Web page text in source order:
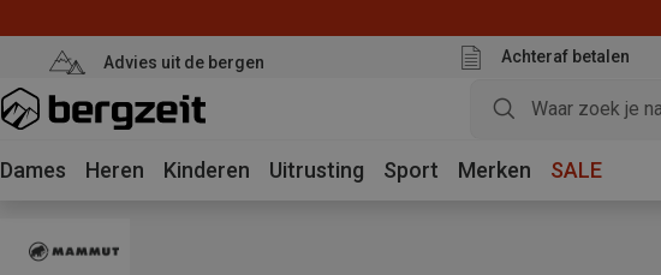
Advies uit de bergen Achteraf betalen
Dames Heren Kinderen Uitrusting Sport Merken SALE